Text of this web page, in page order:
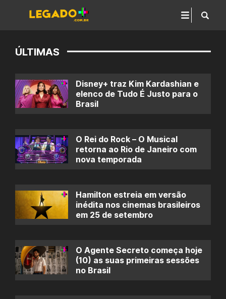
ÚLTIMAS
Disney+ traz Kim Kardashian e
elenco de Tudo É Justo para o
Brasil
O Rei do Rock – O Musical
retorna ao Rio de Janeiro com
nova temporada
Hamilton estreia em versão
inédita nos cinemas brasileiros
em 25 de setembro
O Agente Secreto começa hoje
(10) as suas primeiras sessões
no Brasil